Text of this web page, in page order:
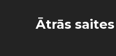
Ātrās saites